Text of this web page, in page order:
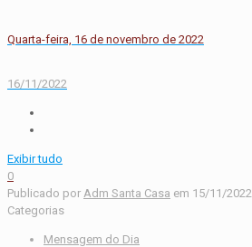
Quarta-feira, 16 de novembro de 2022
16/11/2022
Exibir tudo
0
Publicado por Adm Santa Casa em 15/11/2022
Categorias
Mensagem do Dia